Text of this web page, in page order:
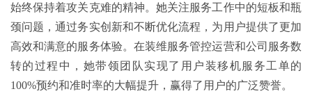
始终保持着攻关克难的精神。她关注服务工作中的短板和瓶
颈问题，通过务实创新和不断优化流程，为用户提供了更加
高效和满意的服务体验。在装维服务管控运营和公司服务数
转的过程中，她带领团队实现了用户装移机服务工单的
100%预约和准时率的大幅提升，赢得了用户的广泛赞誉。